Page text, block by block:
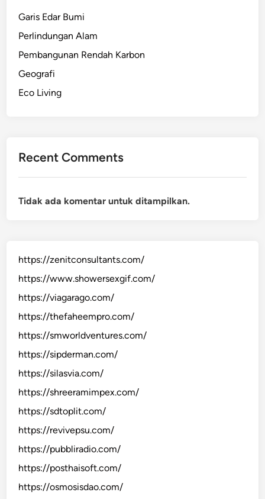
Garis Edar Bumi
Perlindungan Alam
Pembangunan Rendah Karbon
Geografi
Eco Living
Recent Comments
Tidak ada komentar untuk ditampilkan.
https://zenitconsultants.com/
https://www.showersexgif.com/
https://viagarago.com/
https://thefaheempro.com/
https://smworldventures.com/
https://sipderman.com/
https://silasvia.com/
https://shreeramimpex.com/
https://sdtoplit.com/
https://revivepsu.com/
https://pubbliradio.com/
https://posthaisoft.com/
https://osmosisdao.com/